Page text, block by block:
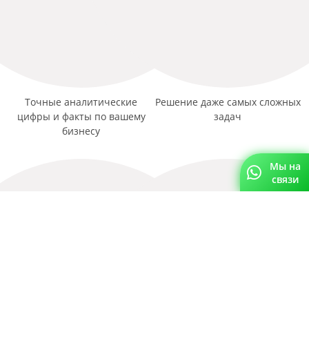
Мы на
связи
Точные аналитические
цифры и факты по вашему
бизнесу
Решение даже самых сложных
задач